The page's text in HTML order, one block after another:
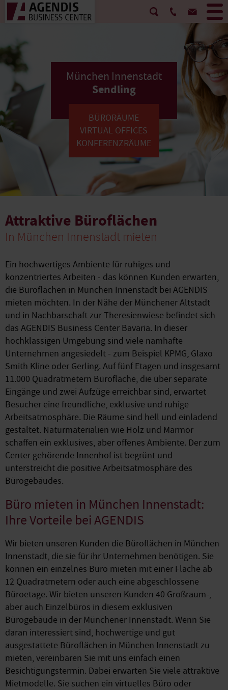
München Innenstadt
Sendling
BÜRORÄUME
VIRTUAL OFFICES
KONFERENZRÄUME
Attraktive Büroflächen
In München Innenstadt mieten
Ein hochwertiges Ambiente für ruhiges und
konzentriertes Arbeiten - das können Kunden erwarten,
die Büroflächen in München Innenstadt bei AGENDIS
mieten möchten. In der Nähe der Münchener Altstadt
und in Nachbarschaft zur Theresienwiese befindet sich
das AGENDIS Business Center Bavaria. In dieser
hochklassigen Umgebung sind viele namhafte
Unternehmen angesiedelt - zum Beispiel KPMG, Glaxo
Smith Kline oder Gerling. Auf fünf Etagen und insgesamt
11.000 Quadratmetern Bürofläche, die über separate
Eingänge und zwei Aufzüge erreichbar sind, erwartet
Besucher eine freundliche, exklusive und ruhige
Arbeitsatmosphäre. Die Räume sind hell und einladend
gestaltet. Naturmaterialien wie Holz und Marmor
schaffen ein exklusives, aber offenes Ambiente. Der zum
Center gehörende Innenhof ist begrünt und
unterstreicht die positive Arbeitsatmosphäre des
Bürogebäudes.
Büro mieten in München Innenstadt:
Ihre Vorteile bei AGENDIS
Wir bieten unseren Kunden die Büroflächen in München
Innenstadt, die sie für ihr Unternehmen benötigen. Sie
können ein einzelnes Büro mieten mit einer Fläche ab
12 Quadratmetern oder auch eine abgeschlossene
Büroetage. Wir bieten unseren Kunden 40 Großraum-,
aber auch Einzelbüros in diesem exklusiven
Bürogebäude in der Münchener Innenstadt. Wenn Sie
daran interessiert sind, hochwertige und gut
ausgestattete Büroflächen in München Innenstadt zu
mieten, vereinbaren Sie mit uns einfach einen
Besichtigungstermin. Dabei erwarten Sie viele attraktive
Mietmodelle. Sie suchen ein virtuelles Büro oder